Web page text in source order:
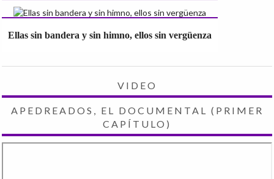
Ellas sin bandera y sin himno, ellos sin vergüenza
VIDEO
APEDREADOS, EL DOCUMENTAL (PRIMER
CAPÍTULO)